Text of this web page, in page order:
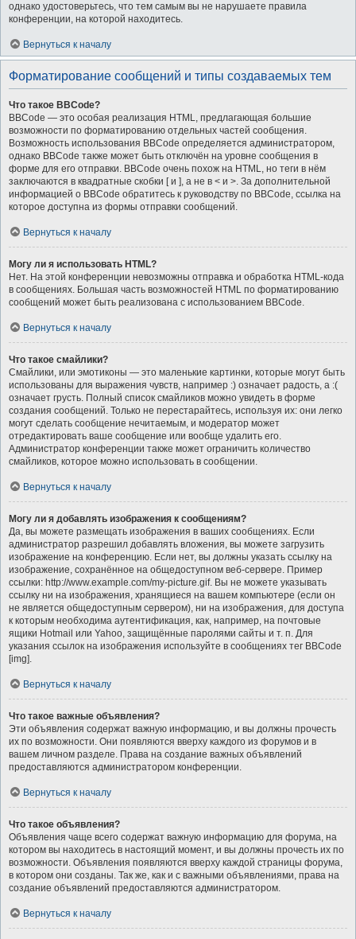
однако удостоверьтесь, что тем самым вы не нарушаете правила
конференции, на которой находитесь.
Вернуться к началу
Форматирование сообщений и типы создаваемых тем
Что такое BBCode?
BBCode — это особая реализация HTML, предлагающая большие
возможности по форматированию отдельных частей сообщения.
Возможность использования BBCode определяется администратором,
однако BBCode также может быть отключён на уровне сообщения в
форме для его отправки. BBCode очень похож на HTML, но теги в нём
заключаются в квадратные скобки [ и ], а не в < и >. За дополнительной
информацией о BBCode обратитесь к руководству по BBCode, ссылка на
которое доступна из формы отправки сообщений.
Вернуться к началу
Могу ли я использовать HTML?
Нет. На этой конференции невозможны отправка и обработка HTML-кода
в сообщениях. Большая часть возможностей HTML по форматированию
сообщений может быть реализована с использованием BBCode.
Вернуться к началу
Что такое смайлики?
Смайлики, или эмотиконы — это маленькие картинки, которые могут быть
использованы для выражения чувств, например :) означает радость, а :(
означает грусть. Полный список смайликов можно увидеть в форме
создания сообщений. Только не перестарайтесь, используя их: они легко
могут сделать сообщение нечитаемым, и модератор может
отредактировать ваше сообщение или вообще удалить его.
Администратор конференции также может ограничить количество
смайликов, которое можно использовать в сообщении.
Вернуться к началу
Могу ли я добавлять изображения к сообщениям?
Да, вы можете размещать изображения в ваших сообщениях. Если
администратор разрешил добавлять вложения, вы можете загрузить
изображение на конференцию. Если нет, вы должны указать ссылку на
изображение, сохранённое на общедоступном веб-сервере. Пример
ссылки: http://www.example.com/my-picture.gif. Вы не можете указывать
ссылку ни на изображения, хранящиеся на вашем компьютере (если он
не является общедоступным сервером), ни на изображения, для доступа
к которым необходима аутентификация, как, например, на почтовые
ящики Hotmail или Yahoo, защищённые паролями сайты и т. п. Для
указания ссылок на изображения используйте в сообщениях тег BBCode
[img].
Вернуться к началу
Что такое важные объявления?
Эти объявления содержат важную информацию, и вы должны прочесть
их по возможности. Они появляются вверху каждого из форумов и в
вашем личном разделе. Права на создание важных объявлений
предоставляются администратором конференции.
Вернуться к началу
Что такое объявления?
Объявления чаще всего содержат важную информацию для форума, на
котором вы находитесь в настоящий момент, и вы должны прочесть их по
возможности. Объявления появляются вверху каждой страницы форума,
в котором они созданы. Так же, как и с важными объявлениями, права на
создание объявлений предоставляются администратором.
Вернуться к началу